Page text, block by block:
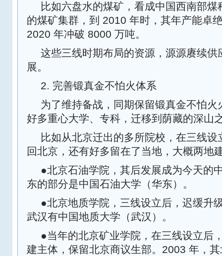
比如六盘水的煤矿，看成中国西南部
的煤矿集群，到 2010 年时，其年产能卓
2020 年冲破 8000 万吨。
这些三线时期布局的资源，源源赓续供
展。
2. 完善锻真金不怕火体系
为了维持备战，同期保留锻真金不怕火
好多重心大学、专科，迁移到荫藏的深山
比如从北京迁出的多所院校，在三线
回北京，还有好多留在了当地，大概两地
●北京石油学院，其后发展成为今天的
东的部分是中国石油大学（华东）。
●北京地质学院，三线设立后，迟缓升
武汉有中国地质大学（武汉）。
●当年的北京矿业学院，在三线设立后
建主体，保留北京商议生部。2003 年，